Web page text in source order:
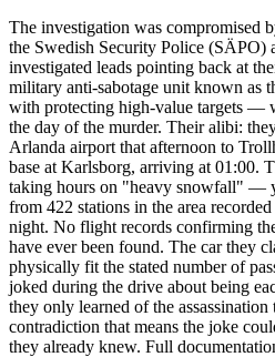
The investigation was compromised
the Swedish Security Police (SÄPO)
investigated leads pointing back at
military anti-sabotage unit known as
with protecting high-value targets —
the day of the murder. Their alibi:
Arlanda airport that afternoon to
base at Karlsborg, arriving at 01:00.
taking hours on "heavy snowfall" —
from 422 stations in the area
night. No flight records confirming
have ever been found. The car they
physically fit the stated number of
joked during the drive about being
they only learned of the
contradiction that means the joke
they already knew. Full